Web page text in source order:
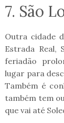
7. São
Outra cidade
Estrada Real,
feriadão
lugar para
Também é
também tem
que vai até